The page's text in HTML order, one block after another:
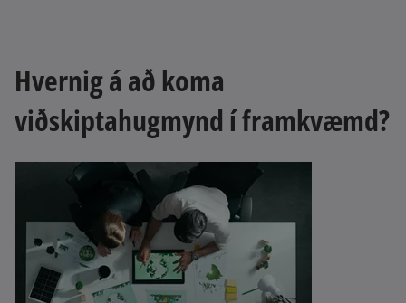
Hvernig á að koma
viðskiptahugmynd í framkvæmd?